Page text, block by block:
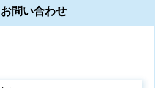
問い合わせ